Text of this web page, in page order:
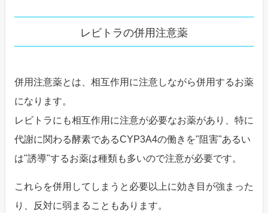
レビトラの併用注意薬
併用注意薬とは、相互作用に注意しながら併用するお薬
になります。
レビトラにも相互作用に注意が必要なお薬があり、特に
代謝に関わる酵素であるCYP3A4の働きを"阻害"あるい
は"誘導"するお薬は種類も多いので注意が必要です。
これらを併用してしまうと必要以上に効き目が強まった
り、反対に弱まることもあります。